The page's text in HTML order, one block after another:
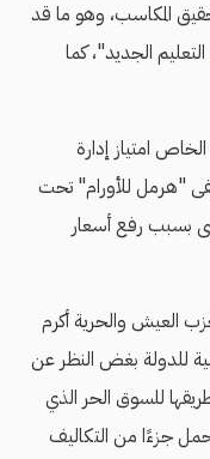
المكاسب، وهو ما قد
التعليم الجديد"، كما
امتياز إدارة
"هرمل للأورام" تحت
بسبب رفع أسعار
العيش والحرية أكرم
للدولة بغض النظر عن
للسوق الحر الذي
جزءًا من التكاليف